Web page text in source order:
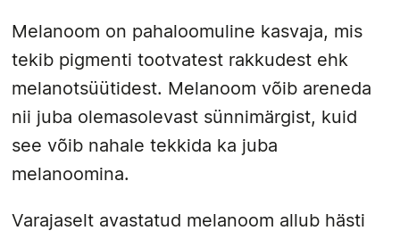
Melanoom on pahaloomuline kasvaja, mis
tekib pigmenti tootvatest rakkudest ehk
melanotsüütidest. Melanoom võib areneda
nii juba olemasolevast sünnimärgist, kuid
see võib nahale tekkida ka juba
melanoomina.
Varajaselt avastatud melanoom allub hästi